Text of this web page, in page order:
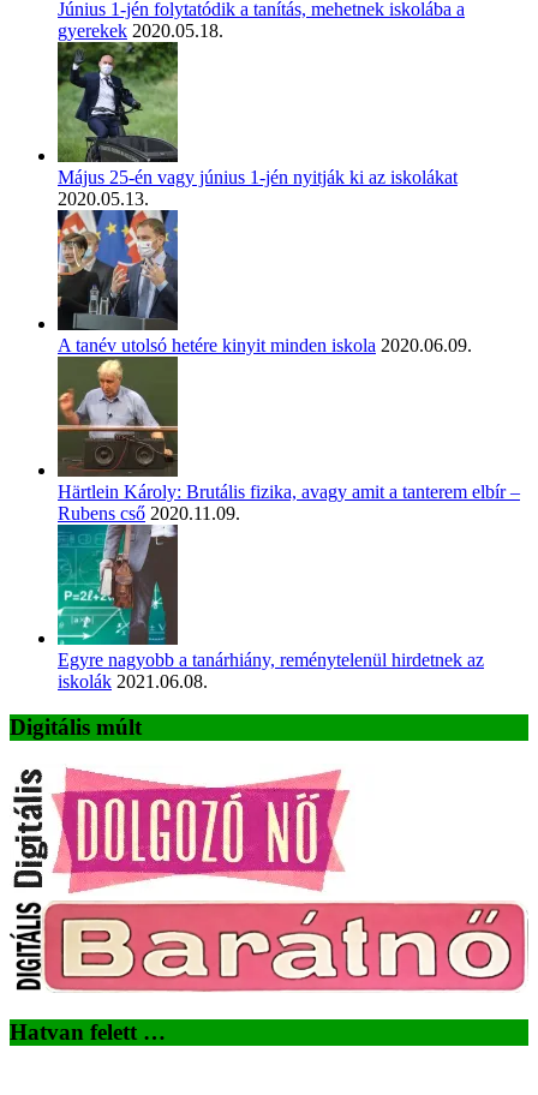
Június 1-jén folytatódik a tanítás, mehetnek iskolába a
gyerekek 2020.05.18.
Május 25-én vagy június 1-jén nyitják ki az iskolákat
2020.05.13.
A tanév utolsó hetére kinyit minden iskola 2020.06.09.
Härtlein Károly: Brutális fizika, avagy amit a tanterem elbír –
Rubens cső 2020.11.09.
Egyre nagyobb a tanárhiány, reménytelenül hirdetnek az
iskolák 2021.06.08.
Digitális múlt
Hatvan felett …